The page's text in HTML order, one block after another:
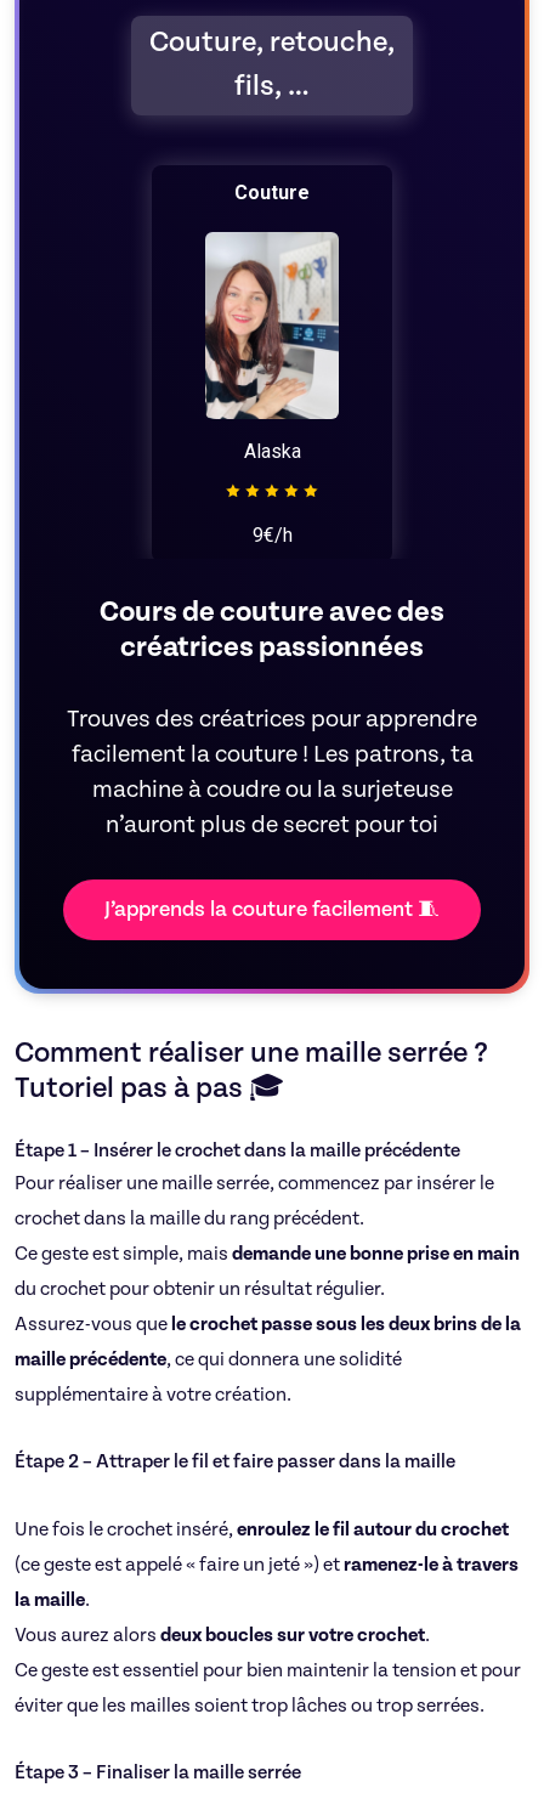
Cours de couture avec des
créatrices passionnées
Trouves des créatrices pour apprendre
facilement la couture ! Les patrons, ta
machine à coudre ou la surjeteuse
n’auront plus de secret pour toi
J’apprends la couture facilement 🧵
Couture, retouche,
fils, …
Couture
Alaska
9€/h
Comment réaliser une maille serrée ?
Tutoriel pas à pas 🎓
Étape 1 – Insérer le crochet dans la maille précédente
Pour réaliser une maille serrée, commencez par insérer le
crochet dans la maille du rang précédent.
Ce geste est simple, mais demande une bonne prise en main
du crochet pour obtenir un résultat régulier.
Assurez-vous quele crochet passe sous les deux brins de la
maille précédente, ce qui donnera une solidité
supplémentaire à votre création.
Étape 2 – Attraper le fil et faire passer dans la maille
Une fois le crochet inséré,enroulez le fil autour du crochet
(ce geste est appelé « faire un jeté ») etramenez-le à travers
la maille.
Vous aurez alors deux boucles sur votre crochet.
Ce geste est essentiel pour bien maintenir la tension et pour
éviter que les mailles soient trop lâches ou trop serrées.
Étape 3 – Finaliser la maille serrée